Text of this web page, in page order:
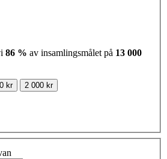
86 % av insamlingsmålet på 13 000
kr 2 000 kr